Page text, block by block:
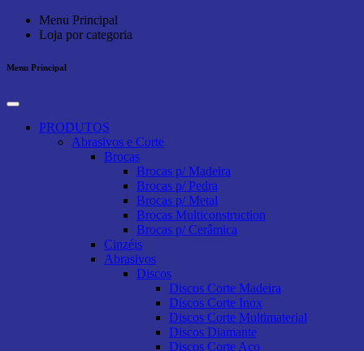
Menu Principal
Loja por categoria
Menu Principal
PRODUTOS
Abrasivos e Corte
Brocas
Brocas p/ Madeira
Brocas p/ Pedra
Brocas p/ Metal
Brocas Multiconstruction
Brocas p/ Cerâmica
Cinzéis
Abrasivos
Discos
Discos Corte Madeira
Discos Corte Inox
Discos Corte Multimaterial
Discos Diamante
Discos Corte Aço